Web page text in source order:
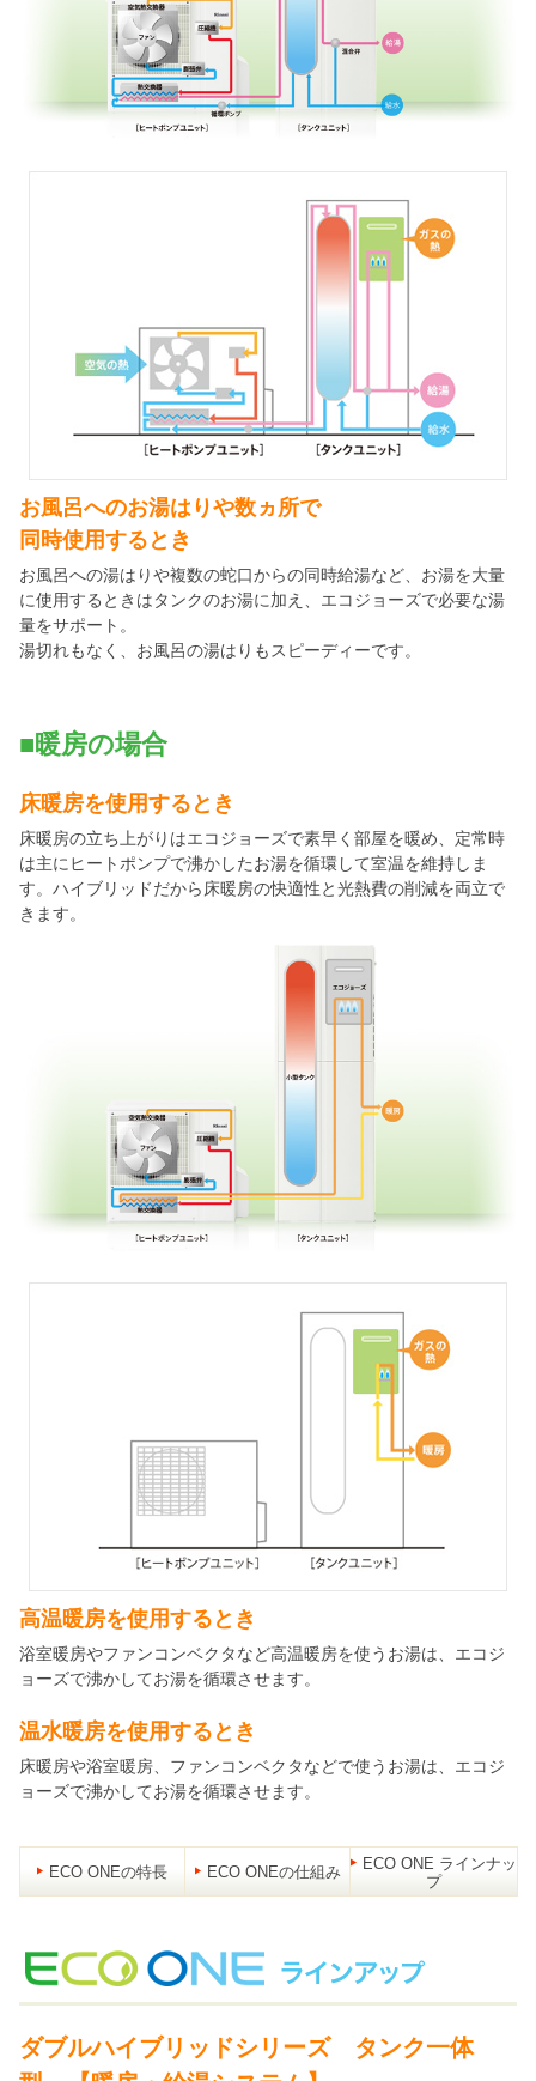
お風呂へのお湯はりや数ヵ所で
同時使用するとき
お風呂への湯はりや複数の蛇口からの同時給湯など、お湯を大量
に使用するときはタンクのお湯に加え、エコジョーズで必要な湯
量をサポート。
湯切れもなく、お風呂の湯はりもスピーディーです。
■暖房の場合
床暖房を使用するとき
床暖房の立ち上がりはエコジョーズで素早く部屋を暖め、定常時
は主にヒートポンプで沸かしたお湯を循環して室温を維持しま
す。ハイブリッドだから床暖房の快適性と光熱費の削減を両立で
きます。
高温暖房を使用するとき
浴室暖房やファンコンベクタなど高温暖房を使うお湯は、エコジ
ョーズで沸かしてお湯を循環させます。
温水暖房を使用するとき
床暖房や浴室暖房、ファンコンベクタなどで使うお湯は、エコジ
ョーズで沸かしてお湯を循環させます。
ECO ONEの特長 ECO ONEの仕組み
ECO ONE ラインナッ
プ
ダブルハイブリッドシリーズ タンク一体